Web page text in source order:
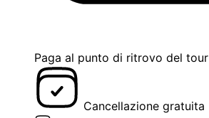
Paga al punto di ritrovo del tour
Cancellazione gratuita